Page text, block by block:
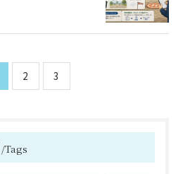
2 3
Tags